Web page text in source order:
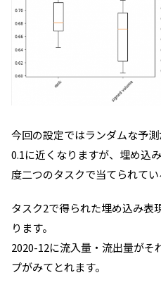
今回の設定ではランダムな予
0.1に近くなりますが、埋め込
度二つのタスクで当てられてい
タスク2で得られた埋め込み表
ります。
2020-12に流入量・流出量がそ
プがみてとれます。